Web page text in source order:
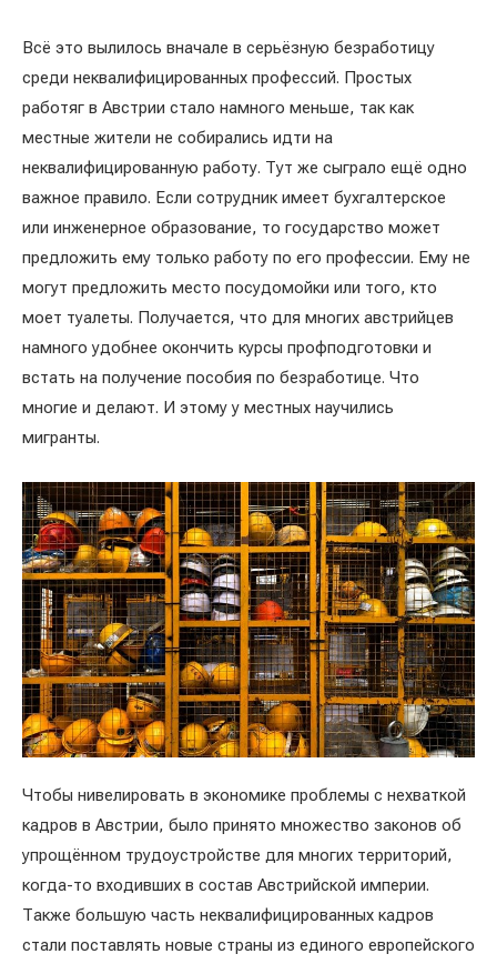
Всё это вылилось вначале в серьёзную безработицу
среди неквалифицированных профессий. Простых
работяг в Австрии стало намного меньше, так как
местные жители не собирались идти на
неквалифицированную работу. Тут же сыграло ещё одно
важное правило. Если сотрудник имеет бухгалтерское
или инженерное образование, то государство может
предложить ему только работу по его профессии. Ему не
могут предложить место посудомойки или того, кто
моет туалеты. Получается, что для многих австрийцев
намного удобнее окончить курсы профподготовки и
встать на получение пособия по безработице. Что
многие и делают. И этому у местных научились
мигранты.
Чтобы нивелировать в экономике проблемы с нехваткой
кадров в Австрии, было принято множество законов об
упрощённом трудоустройстве для многих территорий,
когда-то входивших в состав Австрийской империи.
Также большую часть неквалифицированных кадров
стали поставлять новые страны из единого европейского